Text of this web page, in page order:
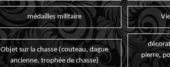
médailles militaire
Objet sur la chasse (couteau, dague
ancienne, trophée de chasse)
pierre,